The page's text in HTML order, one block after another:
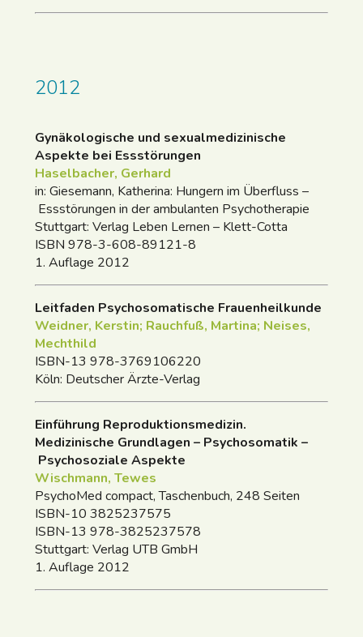
2012
Gynäkologische und sexualmedizinische
Aspekte bei Essstörungen
Haselbacher, Gerhard
in: Giesemann, Katherina: Hungern im Überfluss –
Essstörungen in der ambulanten Psychotherapie
Stuttgart: Verlag Leben Lernen – Klett-Cotta
ISBN 978-3-608-89121-8
1. Auflage 2012
Leitfaden Psychosomatische Frauenheilkunde
Weidner, Kerstin; Rauchfuß, Martina; Neises,
Mechthild
ISBN-13 978-3769106220
Köln: Deutscher Ärzte-Verlag
Einführung Reproduktionsmedizin.
Medizinische Grundlagen – Psychosomatik –
Psychosoziale Aspekte
Wischmann, Tewes
PsychoMed compact, Taschenbuch, 248 Seiten
ISBN-10 3825237575
ISBN-13 978-3825237578
Stuttgart: Verlag UTB GmbH
1. Auflage 2012